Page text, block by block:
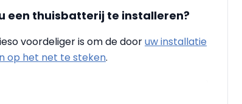
een thuisbatterij te installeren?
voordeliger is om de dooruw installatie
op het net te steken.